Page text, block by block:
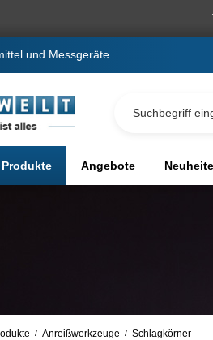
und Messgeräte
Produkte Angebote
/ Anreißwerkzeuge / Schlagkörner